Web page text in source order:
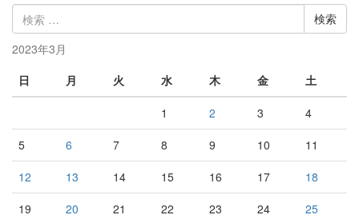
2023年3月
日
月 火 水 木 金 土
1 2 3
4
5
6 7 8 9 10
11
12
13 14 15 16 17
18
19
20 21 22 23 24
25